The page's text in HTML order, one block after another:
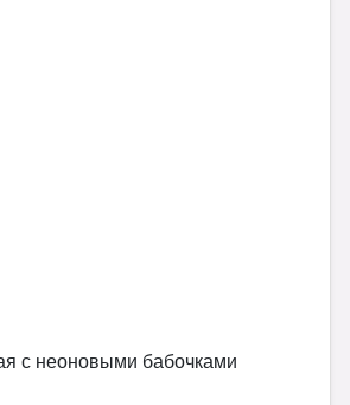
с неоновыми бабочками